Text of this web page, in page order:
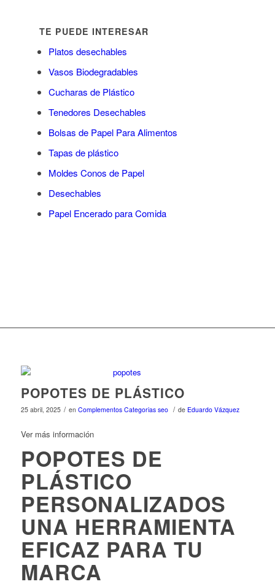
TE PUEDE INTERESAR
Platos desechables
Vasos Biodegradables
Cucharas de Plástico
Tenedores Desechables
Bolsas de Papel Para Alimentos
Tapas de plástico
Moldes Conos de Papel
Desechables
Papel Encerado para Comida
POPOTES DE PLÁSTICO
25 abril, 2025 / en Complementos Categorias seo / de Eduardo Vázquez
Ver más información
POPOTES DE
PLÁSTICO
PERSONALIZADOS
UNA HERRAMIENTA
EFICAZ PARA TU
MARCA